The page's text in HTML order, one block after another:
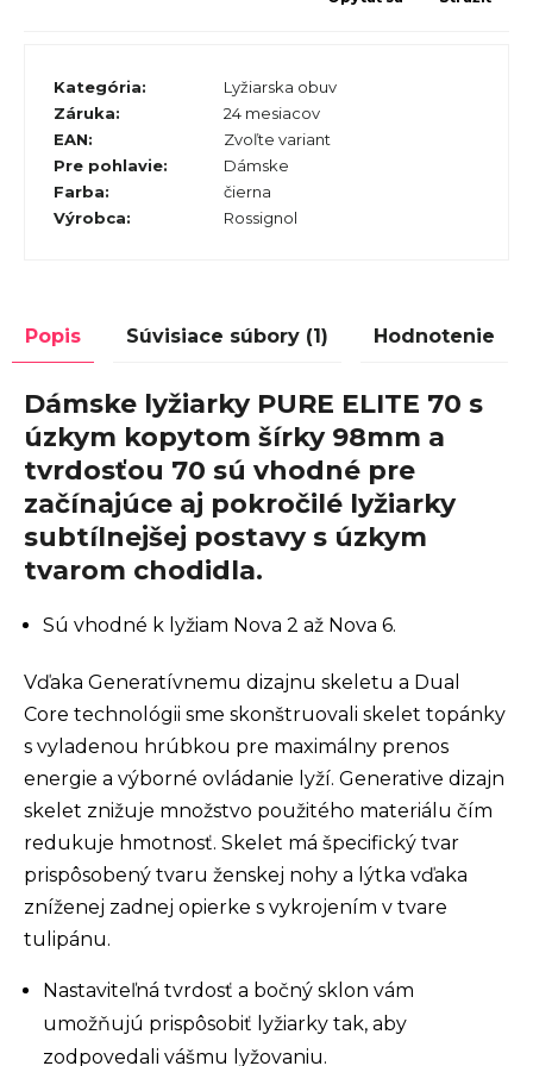
Kategória:
Lyžiarska obuv
Záruka:
24 mesiacov
EAN:
Zvoľte variant
Pre pohlavie:
Dámske
Farba:
čierna
Výrobca: Rossignol
Popis Súvisiace súbory (1) Hodnotenie
Dámske lyžiarky PURE ELITE 70 s
úzkym kopytom šírky 98mm a
tvrdosťou 70 sú vhodné pre
začínajúce aj pokročilé lyžiarky
subtílnejšej postavy s úzkym
tvarom chodidla.
Sú vhodné k lyžiam Nova 2 až Nova 6.
Vďaka Generatívnemu dizajnu skeletu a Dual
Core technológii sme skonštruovali skelet topánky
s vyladenou hrúbkou pre maximálny prenos
energie a výborné ovládanie lyží. Generative dizajn
skelet znižuje množstvo použitého materiálu čím
redukuje hmotnosť. Skelet má špecifický tvar
prispôsobený tvaru ženskej nohy a lýtka vďaka
zníženej zadnej opierke s vykrojením v tvare
tulipánu.
Nastaviteľná tvrdosť a bočný sklon vám
umožňujú prispôsobiť lyžiarky tak, aby
zodpovedali vášmu lyžovaniu.